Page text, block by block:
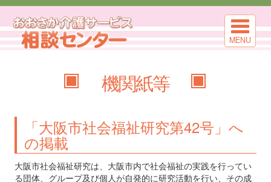
MENU
機関紙等
「大阪市社会福祉研究第42号」へ
の掲載
大阪市社会福祉研究は、大阪市内で社会福祉の実践を行ってい
る団体、グループ及び個人が自発的に研究活動を行い、その成